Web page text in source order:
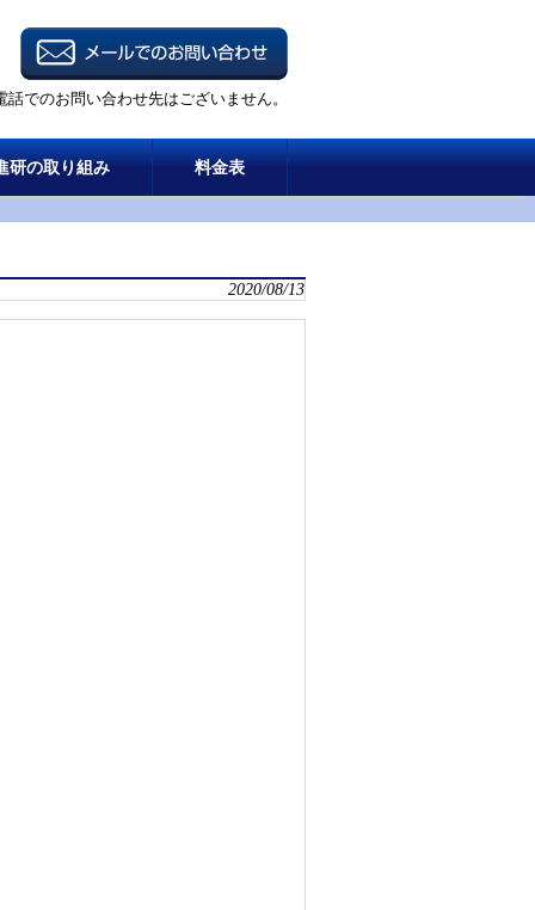
話でのお問い合わせ先はございません。
研の取り組み 料金表
2020/08/13